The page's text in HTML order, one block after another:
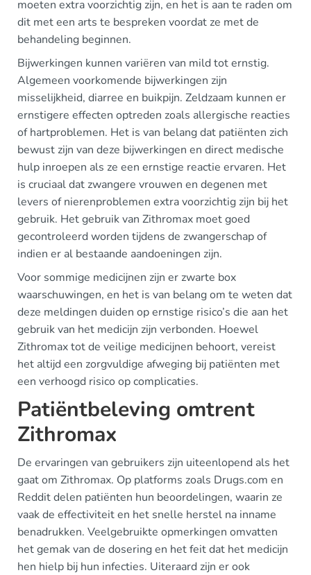
moeten extra voorzichtig zijn, en het is aan te raden om
dit met een arts te bespreken voordat ze met de
behandeling beginnen.
Bijwerkingen kunnen variëren van mild tot ernstig.
Algemeen voorkomende bijwerkingen zijn
misselijkheid, diarree en buikpijn. Zeldzaam kunnen er
ernstigere effecten optreden zoals allergische reacties
of hartproblemen. Het is van belang dat patiënten zich
bewust zijn van deze bijwerkingen en direct medische
hulp inroepen als ze een ernstige reactie ervaren. Het
is cruciaal dat zwangere vrouwen en degenen met
levers of nierenproblemen extra voorzichtig zijn bij het
gebruik. Het gebruik van Zithromax moet goed
gecontroleerd worden tijdens de zwangerschap of
indien er al bestaande aandoeningen zijn.
Voor sommige medicijnen zijn er zwarte box
waarschuwingen, en het is van belang om te weten dat
deze meldingen duiden op ernstige risico’s die aan het
gebruik van het medicijn zijn verbonden. Hoewel
Zithromax tot de veilige medicijnen behoort, vereist
het altijd een zorgvuldige afweging bij patiënten met
een verhoogd risico op complicaties.
Patiëntbeleving omtrent
Zithromax
De ervaringen van gebruikers zijn uiteenlopend als het
gaat om Zithromax. Op platforms zoals Drugs.com en
Reddit delen patiënten hun beoordelingen, waarin ze
vaak de effectiviteit en het snelle herstel na inname
benadrukken. Veelgebruikte opmerkingen omvatten
het gemak van de dosering en het feit dat het medicijn
hen hielp bij hun infecties. Uiteraard zijn er ook